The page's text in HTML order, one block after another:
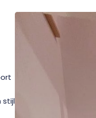
stijl